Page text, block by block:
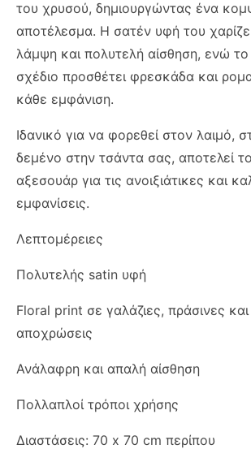
του χρυσού, δημιουργώντας ένα
αποτέλεσμα. Η σατέν υφή του χαρίζει
λάμψη και πολυτελή αίσθηση, ενώ
σχέδιο προσθέτει φρεσκάδα και
κάθε εμφάνιση.
Ιδανικό για να φορεθεί στον λαιμό,
δεμένο στην τσάντα σας, αποτελεί
αξεσουάρ για τις ανοιξιάτικες και
εμφανίσεις.
Λεπτομέρειες
Πολυτελής satin υφή
Floral print σε γαλάζιες, πράσινες
αποχρώσεις
Ανάλαφρη και απαλή αίσθηση
Πολλαπλοί τρόποι χρήσης
Διαστάσεις: 70 x 70 cm περίπου